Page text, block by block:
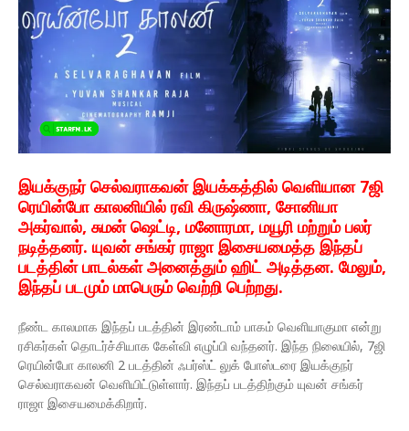
இயக்குநர் செல்வராகவன் இயக்கத்தில் வெளியான 7ஜி
ரெயின்போ காலனியில் ரவி கிருஷ்ணா, சோனியா
அகர்வால், சுமன் ஷெட்டி, மனோரமா, மயூரி மற்றும் பலர்
நடித்தனர். யுவன் சங்கர் ராஜா இசையமைத்த இந்தப்
படத்தின் பாடல்கள் அனைத்தும் ஹிட் அடித்தன. மேலும்,
இந்தப் படமும் மாபெரும் வெற்றி பெற்றது.
நீண்ட காலமாக இந்தப் படத்தின் இரண்டாம் பாகம் வெளியாகுமா என்று
ரசிகர்கள் தொடர்ச்சியாக கேள்வி எழுப்பி வந்தனர். இந்த நிலையில், 7ஜி
ரெயின்போ காலனி 2 படத்தின் ஃபர்ஸ்ட் லுக் போஸ்டரை இயக்குநர்
செல்வராகவன் வெளியிட்டுள்ளார். இந்தப் படத்திற்கும் யுவன் சங்கர்
ராஜா இசையமைக்கிறார்.